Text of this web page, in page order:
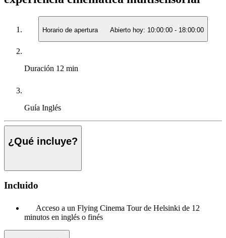
Horario de apertura Abierto hoy: 10:00:00 - 18:00:00
Duración 12 min
Guía Inglés
¿Qué incluye?
Incluido
Acceso a un Flying Cinema Tour de Helsinki de 12
minutos en inglés o finés